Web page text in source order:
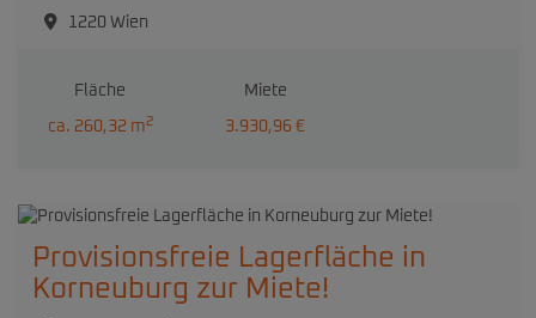
1220 Wien
Fläche
ca. 260,32 m2
Miete
3.930,96 €
Provisionsfreie Lagerfläche in
Korneuburg zur Miete!